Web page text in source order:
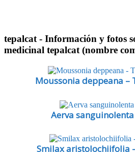
tepalcat- Información y fotos
medicinal tepalcat (nombre
Moussonia deppeana –
Aerva sanguinolenta
Smilax aristolochiifolia